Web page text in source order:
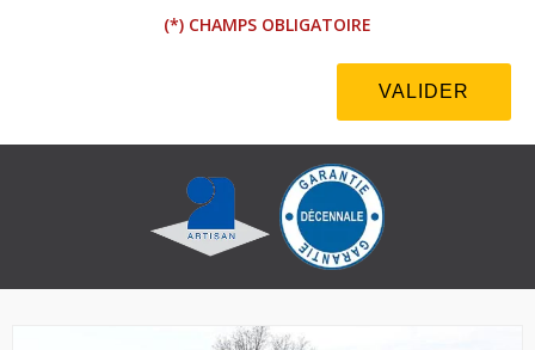
(*) CHAMPS OBLIGATOIRE